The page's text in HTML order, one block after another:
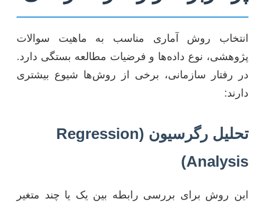
انتخاب روش آماری مناسب به ماهیت سوالات
پژوهشی، نوع داده‌ها و فرضیات مطالعه بستگی دارد.
در رفتار سازمانی، برخی از روش‌ها شیوع بیشتری
دارند:
تحلیل رگرسیون (Regression
Analysis)
این روش برای بررسی رابطه بین یک یا چند متغیر